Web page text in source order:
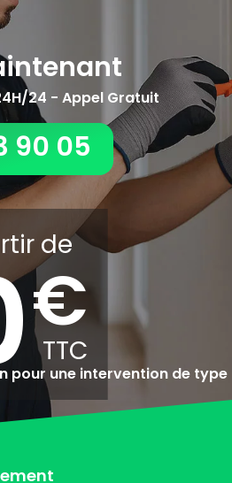
24 - Appel Gratuit
90 05
de
pour une intervention de type